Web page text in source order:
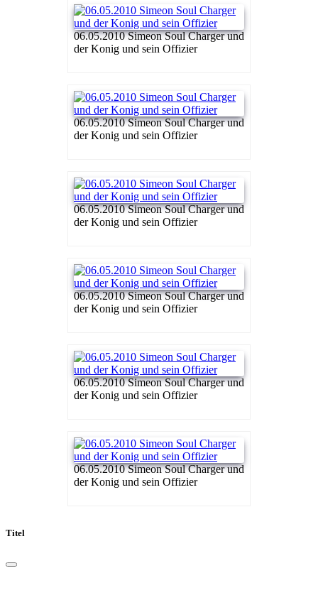
06.05.2010 Simeon Soul Charger und
der Konig und sein Offizier
06.05.2010 Simeon Soul Charger und
der Konig und sein Offizier
06.05.2010 Simeon Soul Charger und
der Konig und sein Offizier
06.05.2010 Simeon Soul Charger und
der Konig und sein Offizier
06.05.2010 Simeon Soul Charger und
der Konig und sein Offizier
06.05.2010 Simeon Soul Charger und
der Konig und sein Offizier
Titel